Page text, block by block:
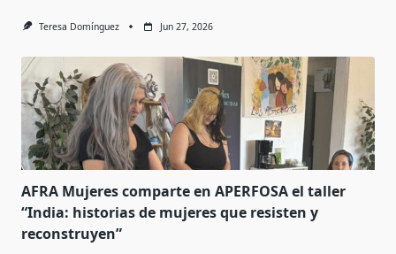
Teresa Domínguez Jun 27, 2026
AFRA Mujeres comparte en APERFOSA el taller
“India: historias de mujeres que resisten y
reconstruyen”